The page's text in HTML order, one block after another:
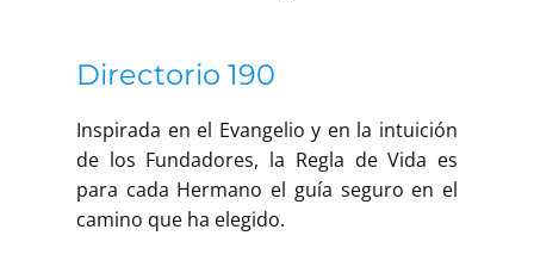
Directorio 190
Inspirada en el Evangelio y en la intuición
de los Fundadores, la Regla de Vida es
para cada Hermano el guía seguro en el
camino que ha elegido.